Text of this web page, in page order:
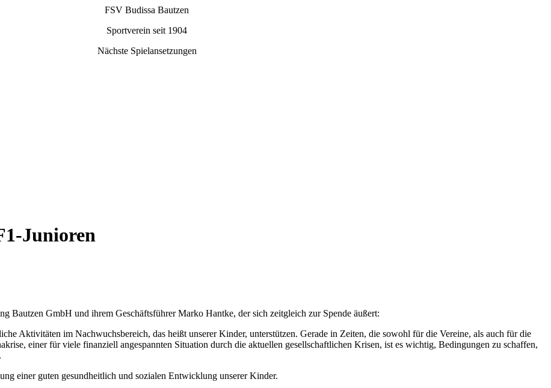
FSV Budissa Bautzen
Sportverein seit 1904
Nächste Spielansetzungen
Junioren
Bautzen GmbH und ihrem Geschäftsführer Marko Hantke, der sich zeitgleich zur Spende äußert:
Aktivitäten im Nachwuchsbereich, das heißt unserer Kinder, unterstützen. Gerade in Zeiten, die sowohl für die Vereine, als auch für die
einer für viele finanziell angespannten Situation durch die aktuellen gesellschaftlichen Krisen, ist es wichtig, Bedingungen zu schaffen,
einer guten gesundheitlich und sozialen Entwicklung unserer Kinder.